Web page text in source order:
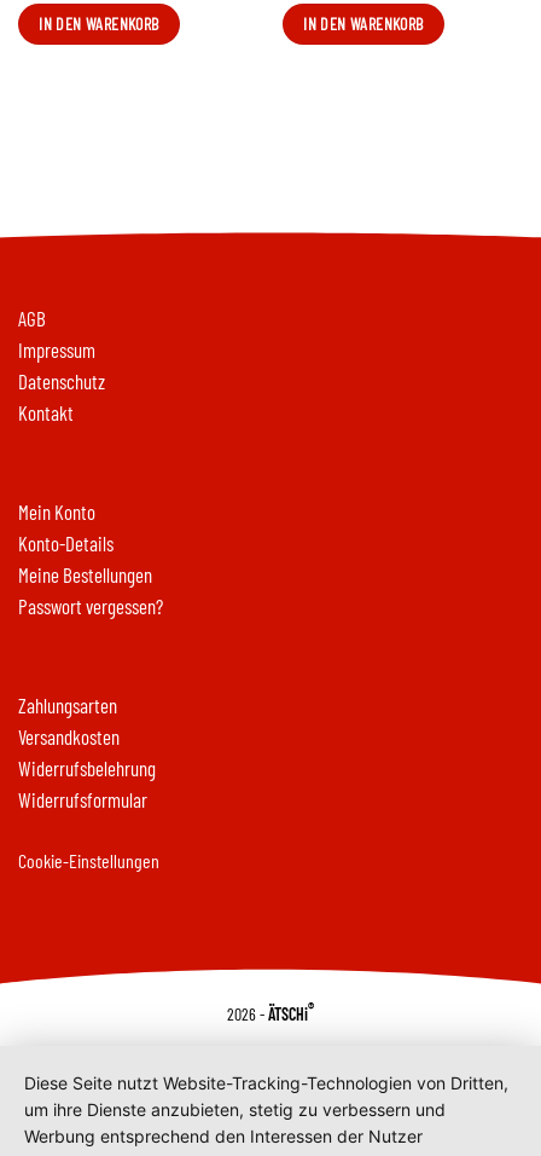
IN DEN WARENKORB IN DEN WARENKORB
AGB
Impressum
Datenschutz
Kontakt
Mein Konto
Konto-Details
Meine Bestellungen
Passwort vergessen?
Zahlungsarten
Versandkosten
Widerrufsbelehrung
Widerrufsformular
Cookie-Einstellungen
2026 -ÄTSCHi®
Diese Seite nutzt Website-Tracking-Technologien von Dritten,
um ihre Dienste anzubieten, stetig zu verbessern und
Werbung entsprechend den Interessen der Nutzer